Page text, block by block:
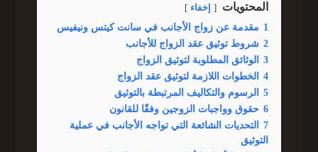
المحتويات إخفاء
1 مقدمة عن زواج الأجانب في سانت كيتس ونيفيس
2 شروط توثيق عقد الزواج للأجانب
3
الوثائق المطلوبة لتوثيق الزواج
4
الخطوات اللازمة لتوثيق عقد الزواج
5
الرسوم والتكاليف المرتبطة بالتوثيق
6 حقوق وواجبات الزوجين وفقًا للقانون
7
التحديات الشائعة التي تواجه الأجانب في عملية
التوثيق